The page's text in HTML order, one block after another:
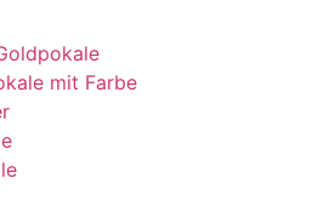
mit Farbe